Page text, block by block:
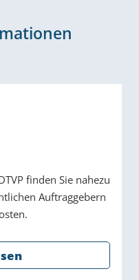
finden Sie nahezu
Auftraggebern